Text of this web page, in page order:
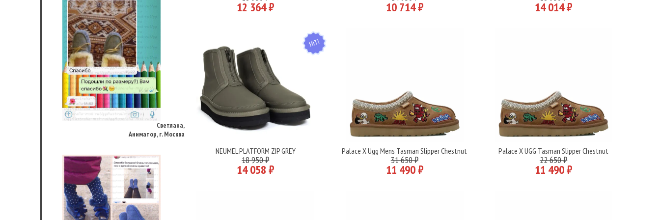
Светлана,
Аниматор, г. Москва
12 364 ₽ 10 714 ₽ 14 014 ₽
HIT
Подробнее
NEUMEL PLATFORM ZIP GREY
18 950 ₽
14 058 ₽
Подробнее
Palace X Ugg Mens Tasman Slipper Chestnut
31 650 ₽
11 490 ₽
Подробнее
Palace X UGG Tasman Slipper Chestnut
22 650 ₽
11 490 ₽